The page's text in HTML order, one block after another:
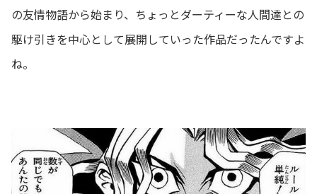
の友情物語から始まり、ちょっとダーティーな人間達との
駆け引きを中心として展開していった作品だったんですよ
ね。